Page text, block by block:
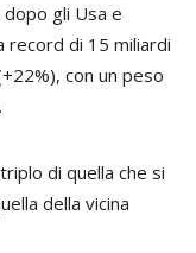
gli Usa e
record di 15 miliardi
con un peso
di quella che si
della vicina